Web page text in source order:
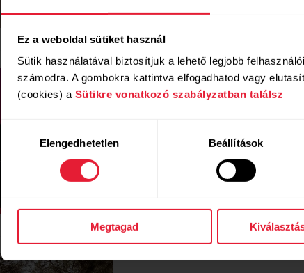
Ez a weboldal sütiket használ
Sütik használatával biztosítjuk a lehető legjobb
számodra. A gombokra kattintva elfogadhatod vagy
(cookies) a Sütikre vonatkozó szabályzatban találsz
Hozzájárulás
kiválasztásaElengedhetetlen Beállítások
Megtagad
free wearable
Read more